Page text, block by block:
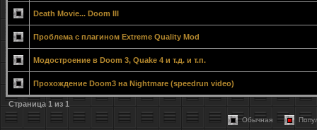
Death Movie... Doom III
Проблема с плагином Extreme Quality Mod
Модостроение в Doom 3, Quake 4 и т.д. и т.п.
Прохождение Doom3 на Nightmare (speedrun video)
Страница 1 из 1
Обычная